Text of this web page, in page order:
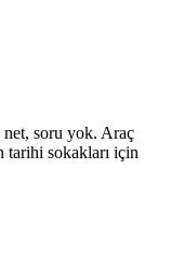
net, soru yok. Araç
tarihi sokakları için